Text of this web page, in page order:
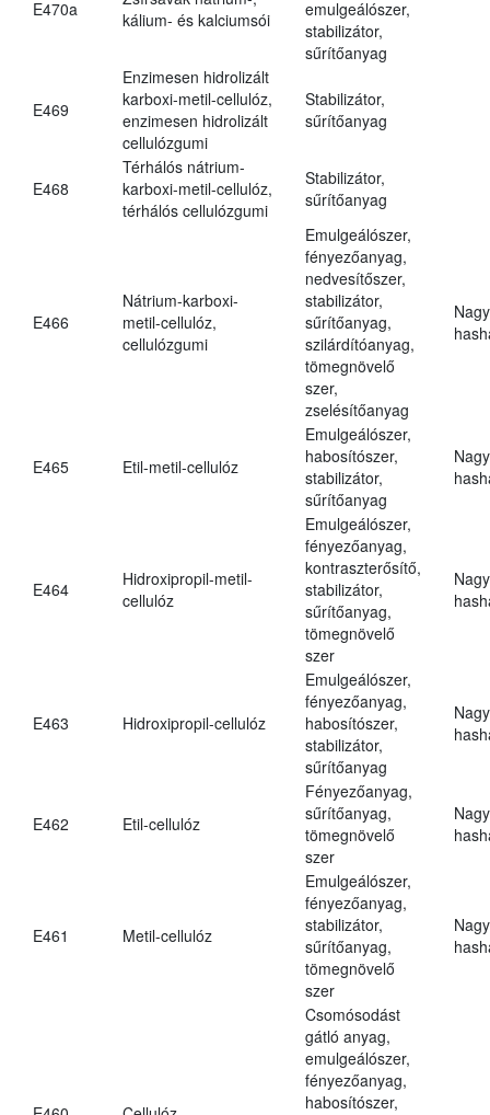
E470a
kálium- és kalciumsói
emulgeálószer,
stabilizátor,
sűrítőanyag
E469
Enzimesen hidrolizált
karboxi-metil-cellulóz,
enzimesen hidrolizált
cellulózgumi
Stabilizátor,
sűrítőanyag
E468
Térhálós nátrium-
karboxi-metil-cellulóz,
térhálós cellulózgumi
Stabilizátor,
sűrítőanyag
E466
Nátrium-karboxi-
metil-cellulóz,
cellulózgumi
Emulgeálószer,
fényezőanyag,
nedvesítőszer,
stabilizátor,
sűrítőanyag,
szilárdítóanyag,
tömegnövelő
szer,
zselésítőanyag
E465 Etil-metil-cellulóz
Emulgeálószer,
habosítószer,
stabilizátor,
sűrítőanyag
E464
Hidroxipropil-metil-
cellulóz
Emulgeálószer,
fényezőanyag,
kontraszterősítő,
stabilizátor,
sűrítőanyag,
tömegnövelő
szer
E463 Hidroxipropil-cellulóz
Emulgeálószer,
fényezőanyag,
habosítószer,
stabilizátor,
sűrítőanyag
E462 Etil-cellulóz
Fényezőanyag,
sűrítőanyag,
tömegnövelő
szer
E461 Metil-cellulóz
Emulgeálószer,
fényezőanyag,
stabilizátor,
sűrítőanyag,
tömegnövelő
szer
Csomósodást
gátló anyag,
emulgeálószer,
fényezőanyag,
habosítószer,